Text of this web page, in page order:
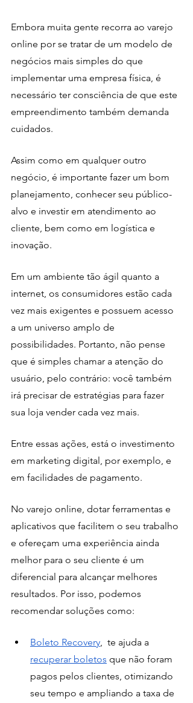
Embora muita gente recorra ao varejo
online por se tratar de um modelo de
negócios mais simples do que
implementar uma empresa física, é
necessário ter consciência de que este
empreendimento também demanda
cuidados.
Assim como em qualquer outro
negócio, é importante fazer um bom
planejamento, conhecer seu público-
alvo e investir em atendimento ao
cliente, bem como em logística e
inovação.
Em um ambiente tão ágil quanto a
internet, os consumidores estão cada
vez mais exigentes e possuem acesso
a um universo amplo de
possibilidades. Portanto, não pense
que é simples chamar a atenção do
usuário, pelo contrário: você também
irá precisar de estratégias para fazer
sua loja vender cada vez mais.
Entre essas ações, está o investimento
em marketing digital, por exemplo, e
em facilidades de pagamento.
No varejo online, dotar ferramentas e
aplicativos que facilitem o seu trabalho
e ofereçam uma experiência ainda
melhor para o seu cliente é um
diferencial para alcançar melhores
resultados. Por isso, podemos
recomendar soluções como:
Boleto Recovery ,  te ajuda a
recuperar boletos que não foram
pagos pelos clientes, otimizando
seu tempo e ampliando a taxa de